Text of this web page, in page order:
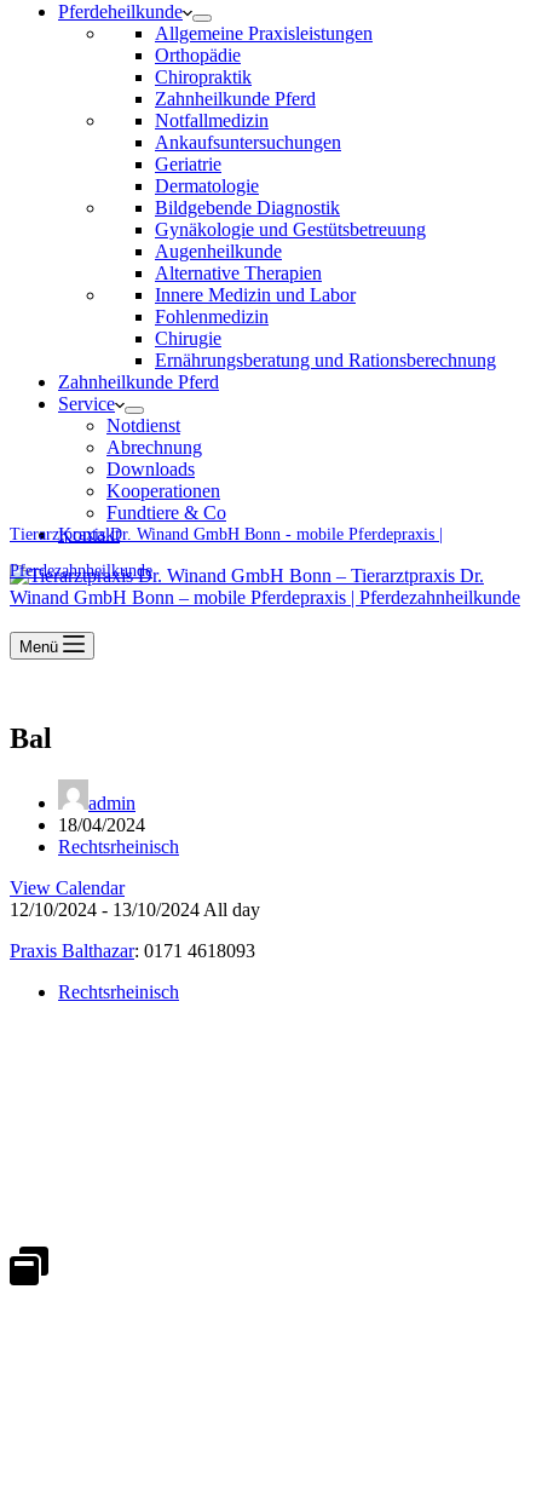
Pferdeheilkunde
Allgemeine Praxisleistungen
Orthopädie
Chiropraktik
Zahnheilkunde Pferd
Notfallmedizin
Ankaufsuntersuchungen
Geriatrie
Dermatologie
Bildgebende Diagnostik
Gynäkologie und Gestütsbetreuung
Augenheilkunde
Alternative Therapien
Innere Medizin und Labor
Fohlenmedizin
Chirugie
Ernährungsberatung und Rationsberechnung
Zahnheilkunde Pferd
Service
Notdienst
Abrechnung
Downloads
Kooperationen
Fundtiere & Co
Kontakt
Tierarztpraxis Dr. Winand GmbH Bonn - mobile Pferdepraxis |
Pferdezahnheilkunde
Menü
Bal
admin
18/04/2024
Rechtsrheinisch
View Calendar
12/10/2024 - 13/10/2024 All day
Praxis Balthazar: 0171 4618093
Rechtsrheinisch